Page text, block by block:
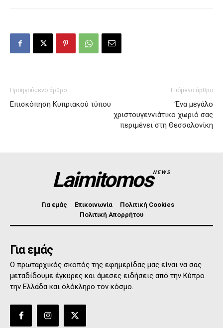
Προηγούμενο άρθρο
Επισκόπηση Κυπριακού τύπου
Επόμενο άρθρο
‘Ενα μεγάλο
χριστουγεννιάτικο χωριό σας
περιμένει στη Θεσσαλονίκη
LaimitomosNEWS
Για εμάς Επικοινωνία
Πολιτική Cookies
Πολιτική Απορρήτου
Για εμάς
Ο πρωταρχικός σκοπός της εφημερίδας μας είναι να σας
μεταδίδουμε έγκυρες και άμεσες ειδήσεις από την Κύπρο
την Ελλάδα και όλόκληρο τον κόσμο.